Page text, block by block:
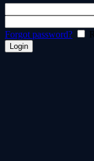
Forgot password?